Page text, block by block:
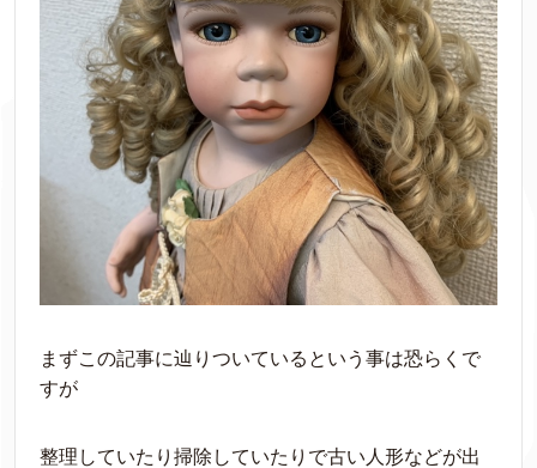
まずこの記事に辿りついているという事は恐らくで
すが
整理していたり掃除していたりで古い人形などが出